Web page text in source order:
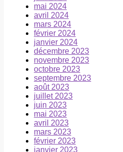
mai 2024
avril 2024
mars 2024
février 2024
janvier 2024
décembre 2023
novembre 2023
octobre 2023
septembre 2023
août 2023
juillet 2023
juin 2023
mai 2023
avril 2023
mars 2023
février 2023
janvier 2023